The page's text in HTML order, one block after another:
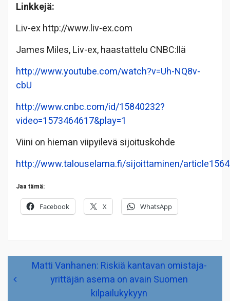
Linkkejä:
Liv-ex http://www.liv-ex.com
James Miles, Liv-ex, haastattelu CNBC:llä
http://www.youtube.com/watch?v=Uh-NQ8v-
cbU
http://www.cnbc.com/id/15840232?
video=1573464617&play=1
Viini on hieman viipyilevä sijoituskohde
http://www.talouselama.fi/sijoittaminen/
Jaa tämä:
Facebook X WhatsApp
ArtikkelienMatti Vanhanen: Riskiä kantavan omistaja-
yrittäjän asema on avain Suomen
kilpailukykyyn